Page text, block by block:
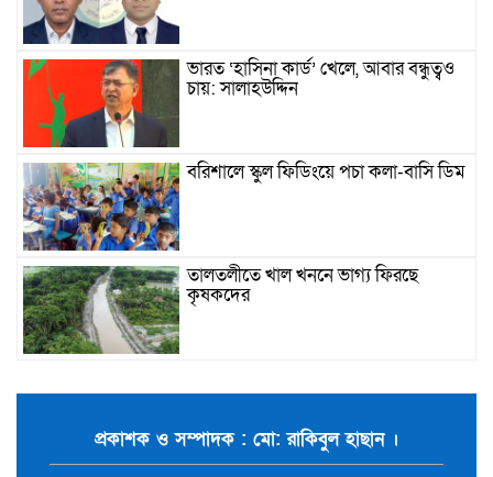
ভারত ‘হাসিনা কার্ড’ খেলে, আবার বন্ধুত্বও
চায়: সালাহউদ্দিন
বরিশালে স্কুল ফিডিংয়ে পচা কলা-বাসি ডিম
তালতলীতে খাল খননে ভাগ্য ফিরছে
কৃষকদের
মহাসড়ক
প্রকাশক ও সম্পাদক : মো: রাকিবুল হাছান ।